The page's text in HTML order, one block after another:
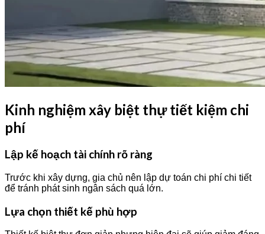
Kinh nghiệm xây biệt thự tiết kiệm chi
phí
Lập kế hoạch tài chính rõ ràng
Trước khi xây dựng, gia chủ nên lập dự toán chi phí chi tiết
để tránh phát sinh ngân sách quá lớn.
Lựa chọn thiết kế phù hợp